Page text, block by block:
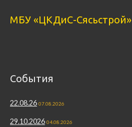
МБУ «ЦКДиС-Сясьстрой»
События
22.08.26 07.08.2026
29.10.2026 04.08.2026